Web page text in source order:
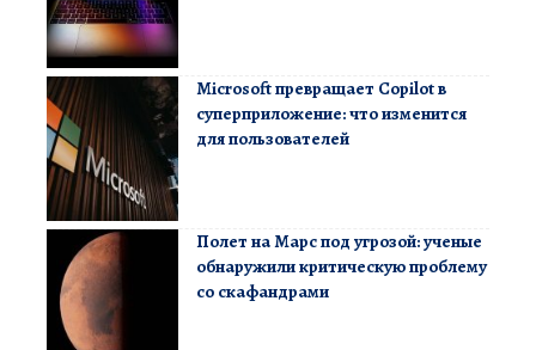
Microsoft превращает Copilot в
суперприложение: что изменится
для пользователей
Полет на Марс под угрозой: ученые
обнаружили критическую проблему
со скафандрами